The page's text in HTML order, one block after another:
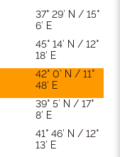
37° 29′ N / 15°
6′ E
45° 14′ N / 12°
18′ E
42° 0′ N / 11°
48′ E
39° 5′ N / 17°
8′ E
41° 46′ N / 12°
13′ E